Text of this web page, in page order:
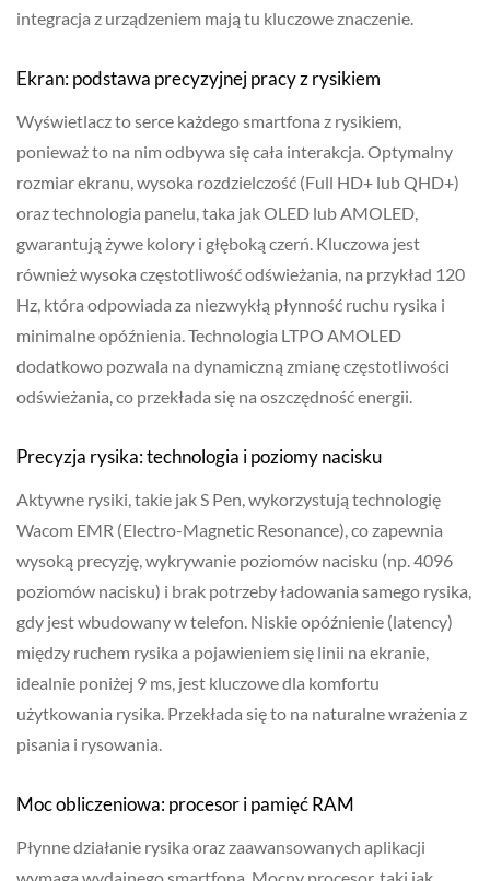
integracja z urządzeniem mają tu kluczowe znaczenie.
Ekran: podstawa precyzyjnej pracy z rysikiem
Wyświetlacz to serce każdego smartfona z rysikiem,
ponieważ to na nim odbywa się cała interakcja. Optymalny
rozmiar ekranu, wysoka rozdzielczość (Full HD+ lub QHD+)
oraz technologia panelu, taka jak OLED lub AMOLED,
gwarantują żywe kolory i głęboką czerń. Kluczowa jest
również wysoka częstotliwość odświeżania, na przykład 120
Hz, która odpowiada za niezwykłą płynność ruchu rysika i
minimalne opóźnienia. Technologia LTPO AMOLED
dodatkowo pozwala na dynamiczną zmianę częstotliwości
odświeżania, co przekłada się na oszczędność energii.
Precyzja rysika: technologia i poziomy nacisku
Aktywne rysiki, takie jak S Pen, wykorzystują technologię
Wacom EMR (Electro-Magnetic Resonance), co zapewnia
wysoką precyzję, wykrywanie poziomów nacisku (np. 4096
poziomów nacisku) i brak potrzeby ładowania samego rysika,
gdy jest wbudowany w telefon. Niskie opóźnienie (latency)
między ruchem rysika a pojawieniem się linii na ekranie,
idealnie poniżej 9 ms, jest kluczowe dla komfortu
użytkowania rysika. Przekłada się to na naturalne wrażenia z
pisania i rysowania.
Moc obliczeniowa: procesor i pamięć RAM
Płynne działanie rysika oraz zaawansowanych aplikacji